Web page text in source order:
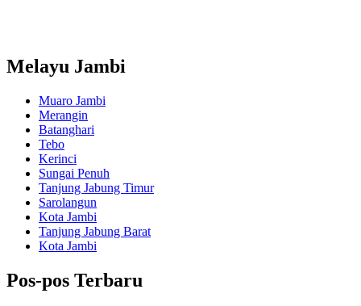
Melayu Jambi
Muaro Jambi
Merangin
Batanghari
Tebo
Kerinci
Sungai Penuh
Tanjung Jabung Timur
Sarolangun
Kota Jambi
Tanjung Jabung Barat
Kota Jambi
Pos-pos Terbaru